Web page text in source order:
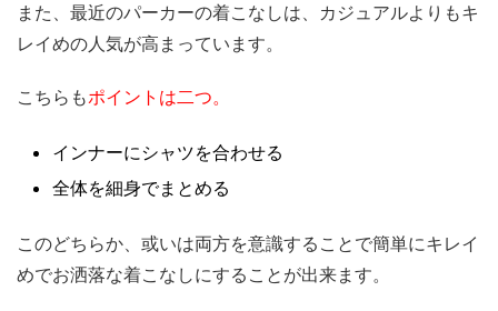
また、最近のパーカーの着こなしは、カジュアルよりもキ
レイめの人気が高まっています。
こちらもポイントは二つ。
インナーにシャツを合わせる
全体を細身でまとめる
このどちらか、或いは両方を意識することで簡単にキレイ
めでお洒落な着こなしにすることが出来ます。